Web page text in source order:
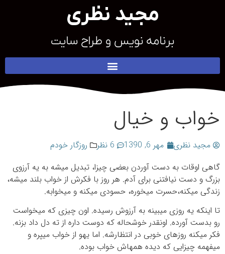
مجید نظری
برنامه نویس و طراح سایت
خواب و خیال
مجید نظری مهر 6, 1390 6 نظر
روزگار خودم
گاهی اوقات به دست آوردن بعضی چیزا، تبدیل میشه به یه آرزوی
بزرگ و دست نیافتنی برای آدم. هر روز با فکرش از خواب بلند میشه،
زندگی می‎کنه،حسرت می‎خوره، حسودی می‎کنه و می‎خوابه.
تا اینکه یه روزی می‎بینه به آرزوش رسیده. اون چیزی که می‎خواست
رو بدست آورده. اونقدر خوشحاله که دوست داره از ته دل داد بزنه.
فکر می‎کنه روزهای خوبی در انتظارشه. اما یهو از خواب می‎پره و
میفهمه چیزایی که دیده همه‎اش خواب بوده.